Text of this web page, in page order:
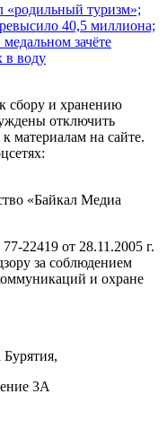
«родильный туризм»;
40,5 миллиона;
зачёте
в воду
сбору и хранению
отключить
материалам на сайте.
«Байкал Медиа
22419 от 28.11.2005 г.
за соблюдением
и охране
3А